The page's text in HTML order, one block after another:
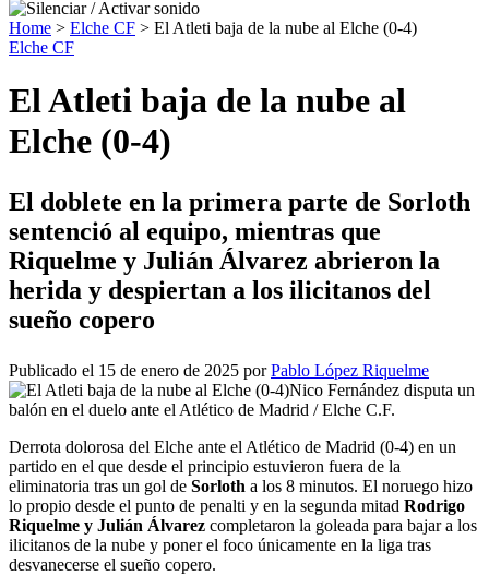
Home > Elche CF > El Atleti baja de la nube al Elche (0-4)
Elche CF
El Atleti baja de la nube al
Elche (0-4)
El doblete en la primera parte de Sorloth
sentenció al equipo, mientras que
Riquelme y Julián Álvarez abrieron la
herida y despiertan a los ilicitanos del
sueño copero
Publicado el 15 de enero de 2025 porPablo López Riquelme
Nico Fernández disputa un
balón en el duelo ante el Atlético de Madrid / Elche C.F.
Derrota dolorosa del Elche ante el Atlético de Madrid (0-4) en un
partido en el que desde el principio estuvieron fuera de la
eliminatoria tras un gol de Sorloth a los 8 minutos. El noruego hizo
lo propio desde el punto de penalti y en la segunda mitad Rodrigo
Riquelme y Julián Álvarez completaron la goleada para bajar a los
ilicitanos de la nube y poner el foco únicamente en la liga tras
desvanecerse el sueño copero.